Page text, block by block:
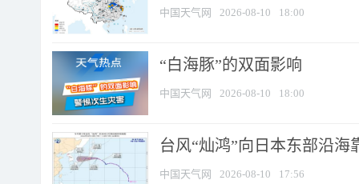
中国天气网 2026-08-10 18:00
​“白海豚”的双面影响
中国天气网 2026-08-10 18:00
台风“灿鸿”向日本东部沿海
中国天气网 2026-08-10 17:56